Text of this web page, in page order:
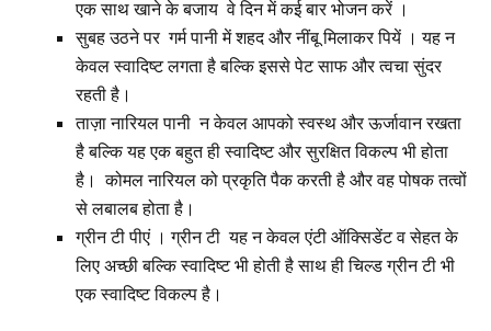
एक साथ खाने के बजाय वे दिन में कई बार भोजन करें ।
सुबह उठने पर गर्म पानी में शहद और नींबू मिलाकर पियें । यह न
केवल स्वादिष्ट लगता है बल्कि इससे पेट साफ और त्वचा सुंदर
रहती है।
ताज़ा नारियल पानी न केवल आपको स्वस्थ और ऊर्जावान रखता
है बल्कि यह एक बहुत ही स्वादिष्ट और सुरक्षित विकल्प भी होता
है। कोमल नारियल को प्रकृति पैक करती है और वह पोषक तत्वों
से लबालब होता है।
ग्रीन टी पीएं । ग्रीन टी यह न केवल एंटी ऑक्सिडेंट व सेहत के
लिए अच्छी बल्कि स्वादिष्ट भी होती है साथ ही चिल्ड ग्रीन टी भी
एक स्वादिष्ट विकल्प है।